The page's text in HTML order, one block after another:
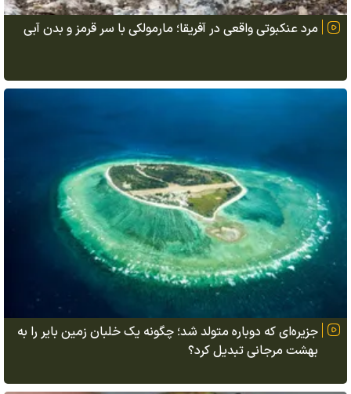
مرد عنکبوتی واقعی در آفریقا؛ مارمولکی با سر قرمز و بدن آبی
جزیره‌ای که دوباره متولد شد؛ چگونه یک خلبان زمین بایر را به
بهشت مرجانی تبدیل کرد؟